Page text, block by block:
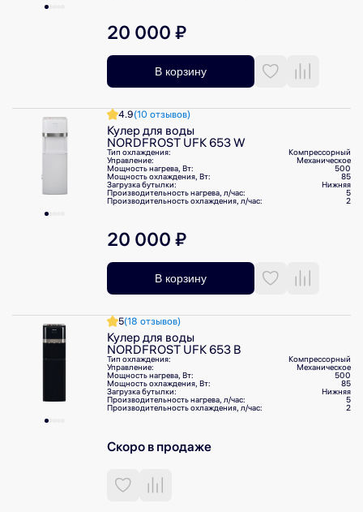
20 000 ₽
В корзину
4.9(10 отзывов)
Кулер для воды
NORDFROST UFK 653 W
Тип охлаждения: Компрессорный
Управление: Механическое
Мощность нагрева, Вт: 500
Мощность охлаждения, Вт: 85
Загрузка бутылки: Нижняя
Производительность нагрева, л/⁠час: 5
Производительность охлаждения, л/⁠час: 2
20 000 ₽
В корзину
5(18 отзывов)
Кулер для воды
NORDFROST UFK 653 B
Тип охлаждения: Компрессорный
Управление: Механическое
Мощность нагрева, Вт: 500
Мощность охлаждения, Вт: 85
Загрузка бутылки: Нижняя
Производительность нагрева, л/⁠час: 5
Производительность охлаждения, л/⁠час: 2
Скоро в продаже